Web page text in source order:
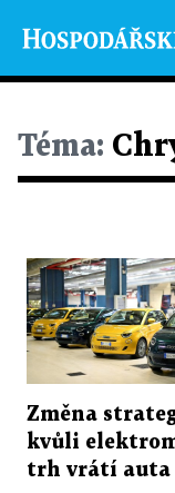
Téma:
Změna
kvůli
trh vrátí auta